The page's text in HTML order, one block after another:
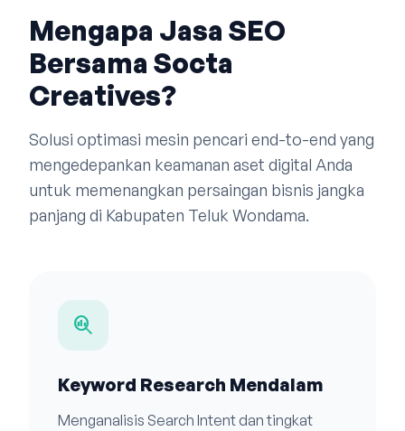
Mengapa Jasa SEO
Bersama Socta
Creatives?
Solusi optimasi mesin pencari end-to-end yang
mengedepankan keamanan aset digital Anda
untuk memenangkan persaingan bisnis jangka
panjang di Kabupaten Teluk Wondama.
search_insights
Keyword Research Mendalam
Menganalisis Search Intent dan tingkat